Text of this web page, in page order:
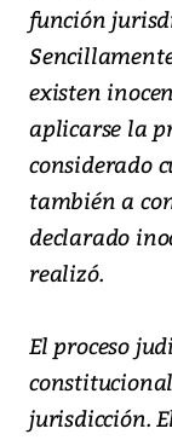
función
existen
aplicarse la
considerado
también a
declarado
realizó.
El proceso
jurisdicción.